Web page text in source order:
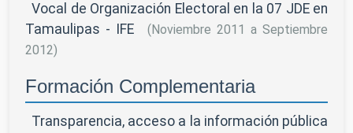
Vocal de Organización Electoral en la 07 JDE en
Tamaulipas - IFE
(Noviembre 2011 a Septiembre
2012)
Formación Complementaria
Transparencia, acceso a la información pública